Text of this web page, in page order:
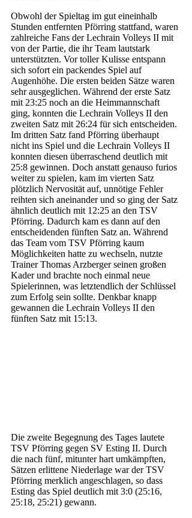
Obwohl der Spieltag im gut eineinhalb
Stunden entfernten Pförring stattfand, waren
zahlreiche Fans der Lechrain Volleys II mit
von der Partie, die ihr Team lautstark
unterstützten. Vor toller Kulisse entspann
sich sofort ein packendes Spiel auf
Augenhöhe. Die ersten beiden Sätze waren
sehr ausgeglichen. Während der erste Satz
mit 23:25 noch an die Heimmannschaft
ging, konnten die Lechrain Volleys II den
zweiten Satz mit 26:24 für sich entscheiden.
Im dritten Satz fand Pförring überhaupt
nicht ins Spiel und die Lechrain Volleys II
konnten diesen überraschend deutlich mit
25:8 gewinnen. Doch anstatt genauso furios
weiter zu spielen, kam im vierten Satz
plötzlich Nervosität auf, unnötige Fehler
reihten sich aneinander und so ging der Satz
ähnlich deutlich mit 12:25 an den TSV
Pförring. Dadurch kam es dann auf den
entscheidenden fünften Satz an. Während
das Team vom TSV Pförring kaum
Möglichkeiten hatte zu wechseln, nutzte
Trainer Thomas Arzberger seinen großen
Kader und brachte noch einmal neue
Spielerinnen, was letztendlich der Schlüssel
zum Erfolg sein sollte. Denkbar knapp
gewannen die Lechrain Volleys II den
fünften Satz mit 15:13.
Die zweite Begegnung des Tages lautete
TSV Pförring gegen SV Esting II. Durch
die nach fünf, mitunter hart umkämpften,
Sätzen erlittene Niederlage war der TSV
Pförring merklich angeschlagen, so dass
Esting das Spiel deutlich mit 3:0 (25:16,
25:18, 25:21) gewann.